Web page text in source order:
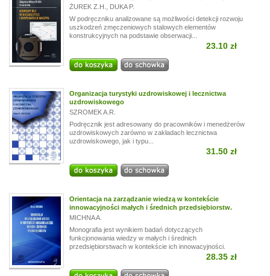
ŻUREK Z.H.
DUKA P.
W podręczniku analizowane są możliwości detekcji rozwoju
uszkodzeń zmęczeniowych stalowych elementów
konstrukcyjnych na podstawie obserwacji...
23.10 zł
Organizacja turystyki uzdrowiskowej i lecznictwa
uzdrowiskowego
SZROMEK A.R.
Podręcznik jest adresowany do pracowników i menedżerów
uzdrowiskowych zarówno w zakładach lecznictwa
uzdrowiskowego, jak i typu...
31.50 zł
Orientacja na zarządzanie wiedzą w kontekście
innowacyjności małych i średnich przedsiębiorstw.
MICHNA A.
Monografia jest wynikiem badań dotyczących
funkcjonowania wiedzy w małych i średnich
przedsiębiorstwach w kontekście ich innowacyjności.
28.35 zł